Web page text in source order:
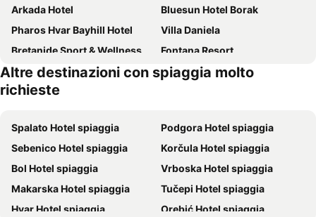
Arkada Hotel
Bluesun Hotel Borak
Pharos Hvar Bayhill Hotel
Villa Daniela
Bretanide Sport & Wellness Resort
Fontana Resort
Amfora Hvar Grand Beach Resort
Hotel Milna Osam - Adults Only
Valamar Amicor Green Resort
Hotel Kastil
Hotel Sirena Hvar
Villa Jadranka
Gava Waterman Milna Resort & Cottages
Zlatni Rat Beach Resort
Apartments 1000 Flowers
Villa Perka
Pansion Braco
Riva Marina Hvar Hotel
Gava Waterman Milna Resort – All Inclusive
Altre destinazioni con spiaggia molto
richieste
Spalato Hotel spiaggia
Podgora Hotel spiaggia
Sebenico Hotel spiaggia
Korčula Hotel spiaggia
Bol Hotel spiaggia
Vrboska Hotel spiaggia
Makarska Hotel spiaggia
Tučepi Hotel spiaggia
Hvar Hotel spiaggia
Orebić Hotel spiaggia